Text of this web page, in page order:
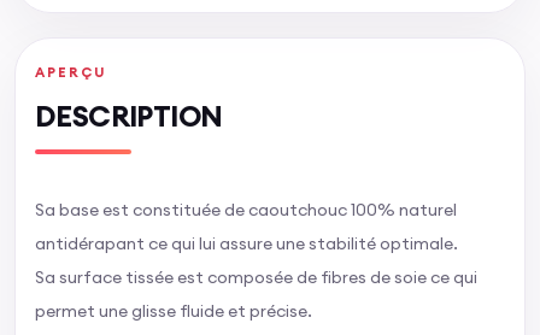
APERÇU
DESCRIPTION
Sa base est constituée de caoutchouc 100% naturel
antidérapant ce qui lui assure une stabilité optimale.
Sa surface tissée est composée de fibres de soie ce qui
permet une glisse fluide et précise.